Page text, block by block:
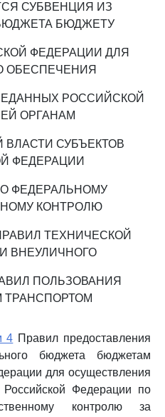
СУБВЕНЦИЯ ИЗ
БЮДЖЕТУ
ФЕДЕРАЦИИ ДЛЯ
ОБЕСПЕЧЕНИЯ
РОССИЙСКОЙ
ОРГАНАМ
ВЛАСТИ СУБЪЕКТОВ
ФЕДЕРАЦИИ
ФЕДЕРАЛЬНОМУ
КОНТРОЛЮ
ТЕХНИЧЕСКОЙ
ВНЕУЛИЧНОГО
ПОЛЬЗОВАНИЯ
ТРАНСПОРТОМ
4 Правил предоставления
бюджета бюджетам
для осуществления
Федерации по
контролю за